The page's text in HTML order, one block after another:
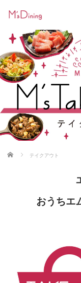
ホーム テイクアウト
おうちエ